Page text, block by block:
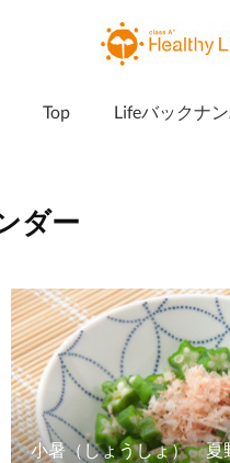
Top Lifeバックナ
ダー
小暑（しょうしょ） 夏